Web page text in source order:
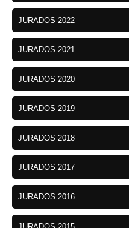
JURADOS 2022
JURADOS 2021
JURADOS 2020
JURADOS 2019
JURADOS 2018
JURADOS 2017
JURADOS 2016